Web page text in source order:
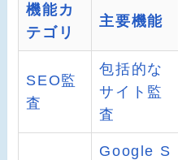
機能カ
テゴリ
主要機能
SEO監
査
包括的な
サイト監
査
Google S